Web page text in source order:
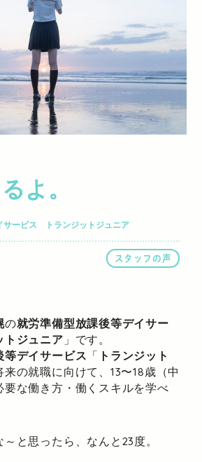
よ。
サービス トランジットジュニア
スタッフの声
の就労準備型放課後等デイサー
トジュニア 」です。
等デイサービス 「 トランジット
来の就職に向けて、13〜18歳（中
要な働き方・働くスキルを学べ
と思ったら、なんと23度。